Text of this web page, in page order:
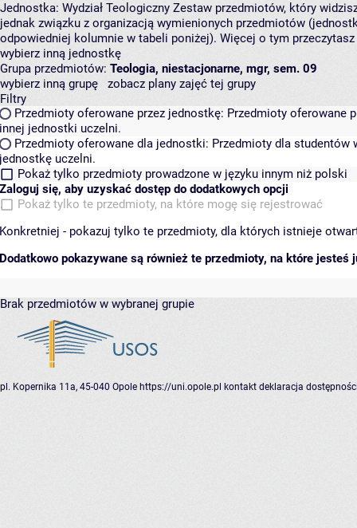
Jednostka: Wydział Teologiczny Zestaw przedmiotów, który
jednak związku z organizacją wymienionych przedmiotów
odpowiedniej kolumnie w tabeli poniżej). Więcej o tym
wybierz inną jednostkę
Grupa przedmiotów: Teologia, niestacjonarne, mgr, sem. 09
wybierz inną grupę
zobacz plany zajęć tej grupy
Filtry
Przedmioty oferowane przez jednostkę: Przedmioty oferowane
innej jednostki uczelni.
Przedmioty oferowane dla jednostki: Przedmioty dla studentów
jednostkę uczelni.
Pokaż tylko przedmioty prowadzone w języku innym niż polski
Zaloguj się, aby uzyskać dostęp do dodatkowych opcji
Pokaż tylko te przedmioty, na które mogę się rejestrować
Konkretniej - pokazuj tylko te przedmioty, dla których istnieje
Dodatkowo pokazywane są również te przedmioty, na które jesteś
Brak przedmiotów w wybranej grupie
pl. Kopernika 11a, 45-040 Opole https://uni.opole.pl kontakt deklaracja